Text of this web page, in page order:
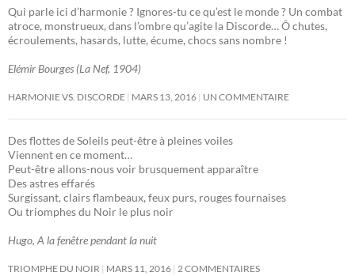
Qui parle ici d’harmonie ? Ignores-tu ce qu’est le monde ? Un combat
atroce, monstrueux, dans l’ombre qu’agite la Discorde… Ô chutes,
écroulements, hasards, lutte, écume, chocs sans nombre !
Elémir Bourges (La Nef, 1904)
HARMONIE VS. DISCORDE MARS 13, 2016 UN COMMENTAIRE
Des flottes de Soleils peut-être à pleines voiles
Viennent en ce moment…
Peut-être allons-nous voir brusquement apparaître
Des astres effarés
Surgissant, clairs flambeaux, feux purs, rouges fournaises
Ou triomphes du Noir le plus noir
Hugo, A la fenêtre pendant la nuit
TRIOMPHE DU NOIR MARS 11, 2016 2 COMMENTAIRES